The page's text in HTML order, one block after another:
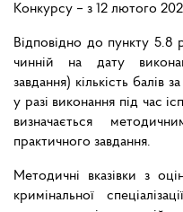
Конкурсу – з 12 лютого
Відповідно до пункту 5.8
чинній на дату
завдання) кількість
у разі виконання під час
визначається
практичного завдання.
Методичні вказівки з
кримінальної